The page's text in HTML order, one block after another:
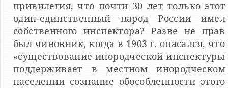
привилегия, что почти 30 лет только этот
один-единственный народ России имел
собственного инспектора? Разве не прав
был чиновник, когда в 1903 г. опасался, что
«существование инородческой инспектуры
поддерживает в местном инородческом
населении сознание обособленности этого